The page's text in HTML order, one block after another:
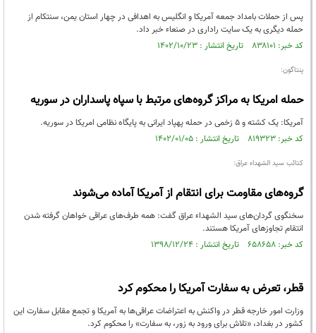
پس از حملات بامداد جمعه آمریکا و انگلیس به اهدافی در چهار استان یمن، سنتکام از
حمله دیگری به یک سایت راداری در صنعاء خبر داد.
کد خبر: ۸۳۸۱۰۱ تاریخ انتشار : ۱۴۰۲/۱۰/۲۳
پنتاگون:
حمله امریکا به مراکز گروه‌های مرتبط با سپاه پاسداران در سوریه
آمریکا: یک کشته و 5 زخمی در حمله پهپاد ایرانی به پایگاه نظامی امریکا در سوریه.
کد خبر: ۸۱۹۳۲۳ تاریخ انتشار : ۱۴۰۲/۰۱/۰۵
کتائب سید الشهداء عراق:
گروه‌های مقاومت برای انتقام از آمریکا آماده می‌شوند
سخنگوی گردان‌های سید الشهداء عراق گفت: همه طرف‌های عراقی خواهان گرفته شدن
انتقام تجاوزهای آمریکا هستند.
کد خبر: ۶۵۸۶۵۸ تاریخ انتشار : ۱۳۹۸/۱۲/۲۴
قطر، تعرض به سفارت آمریکا را محکوم کرد
وزارت امور خارجه قطر در واکنش به اعتراضات عراقی‌ها به آمریکا و تجمع مقابل سفارت این
کشور در بغداد، «تلاش برای ورود به زور، به سفارت» را محکوم کرد.